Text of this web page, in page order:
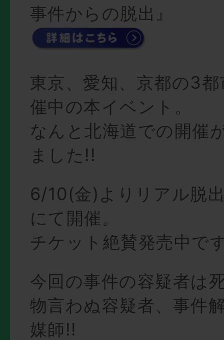
事件からの脱出』
東京、愛知、京都の3
催中の本イベント。
なんと北海道での開催
ました!!
6/10(金)よりリアル脱
にて開催。
チケット絶賛発売中で
今回の事件の容疑者は
物言わぬ容疑者、事件
媒師!!